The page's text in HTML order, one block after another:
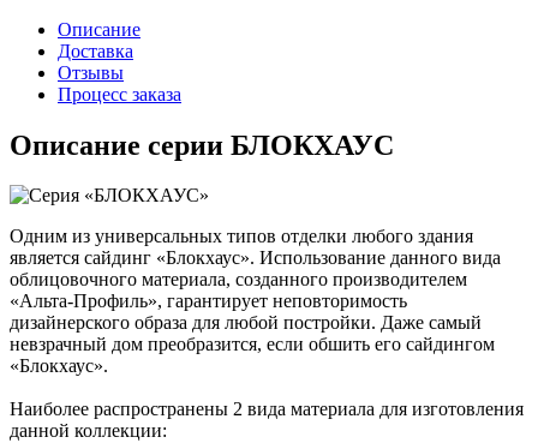
Описание
Доставка
Отзывы
Процесс заказа
Описание серии БЛОКХАУС
Одним из универсальных типов отделки любого здания
является сайдинг «Блокхаус». Использование данного вида
облицовочного материала, созданного производителем
«Альта-Профиль», гарантирует неповторимость
дизайнерского образа для любой постройки. Даже самый
невзрачный дом преобразится, если обшить его сайдингом
«Блокхаус».
Наиболее распространены 2 вида материала для изготовления
данной коллекции: